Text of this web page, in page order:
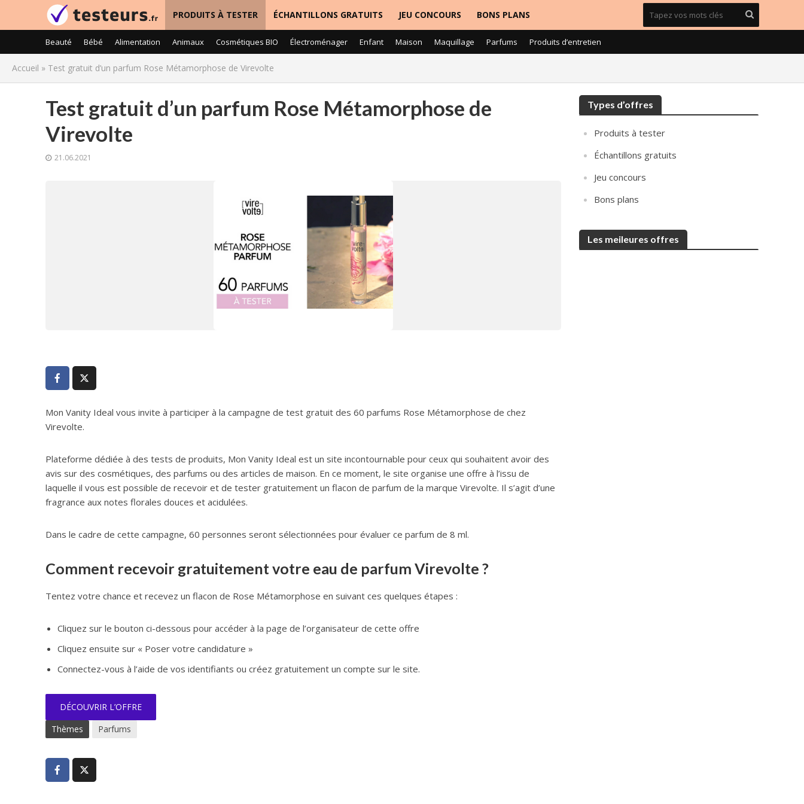
PRODUITS À TESTER ÉCHANTILLONS GRATUITS JEU CONCOURS BONS PLANS
Beauté Bébé Alimentation Animaux Cosmétiques BIO Électroménager Enfant Maison Maquillage Parfums Produits d’entretien
Accueil » Test gratuit d’un parfum Rose Métamorphose de Virevolte
Test gratuit d’un parfum Rose Métamorphose de
Virevolte
21.06.2021
Mon Vanity Ideal vous invite à participer à la campagne de test gratuit des 60 parfums Rose Métamorphose de chez
Virevolte.
Plateforme dédiée à des tests de produits, Mon Vanity Ideal est un site incontournable pour ceux qui souhaitent avoir des
avis sur des cosmétiques, des parfums ou des articles de maison. En ce moment, le site organise une offre à l’issu de
laquelle il vous est possible de recevoir et de tester gratuitement un flacon de parfum de la marque Virevolte. Il s’agit d’une
fragrance aux notes florales douces et acidulées.
Dans le cadre de cette campagne, 60 personnes seront sélectionnées pour évaluer ce parfum de 8 ml.
Comment recevoir gratuitement votre eau de parfum Virevolte ?
Tentez votre chance et recevez un flacon de Rose Métamorphose en suivant ces quelques étapes :
Cliquez sur le bouton ci-dessous pour accéder à la page de l’organisateur de cette offre
Cliquez ensuite sur « Poser votre candidature »
Connectez-vous à l’aide de vos identifiants ou créez gratuitement un compte sur le site.
DÉCOUVRIR L’OFFRE
Thèmes
Parfums
Types d’offres
Produits à tester
Échantillons gratuits
Jeu concours
Bons plans
Les meileures offres